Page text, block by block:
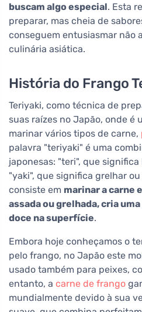
buscam algo especial. Esta
preparar, mas cheia de
conseguem entusiasmar não
culinária asiática.
História do Frango
Teriyaki, como técnica de
suas raízes no Japão, onde é
marinar vários tipos de carne,
palavra "teriyaki" é uma
japonesas: "teri", que
"yaki", que significa grelhar
consiste em marinar a carne
assada ou grelhada, cria
doce na superfície.
Embora hoje conheçamos o
pelo frango, no Japão este
usado também para peixes,
entanto, a carne de frango
mundialmente devido à sua